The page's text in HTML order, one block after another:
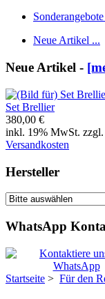
Neue Artikel ...
Neue Artikel -
Set Brellier
380,00 €
inkl. 19% MwSt. zzgl.
Versandkosten
Hersteller
WhatsApp
Startseite > Für den